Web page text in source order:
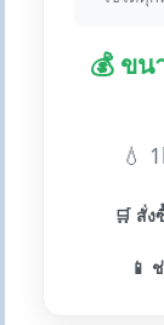
💰 ขน
💧
🛒 สั่ง
📱